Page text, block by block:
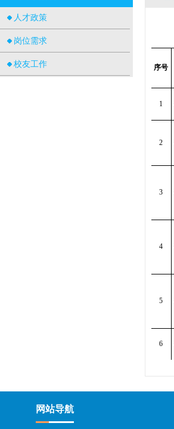
3
人才政策
岗位需求
校友工作 序号
1
2
3
4
5
6
网站导航